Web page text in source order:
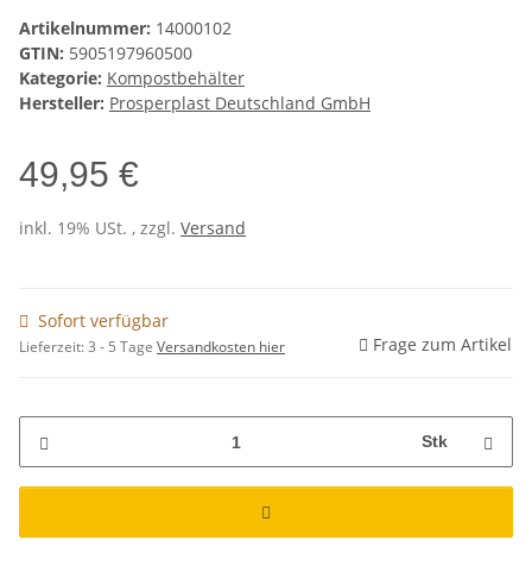
Artikelnummer: 14000102
GTIN: 5905197960500
Kategorie: Kompostbehälter
Hersteller: Prosperplast Deutschland GmbH
49,95 €
inkl. 19% USt. , zzgl. Versand
Sofort verfügbar
Lieferzeit:3 - 5 Tage Versandkosten hier Frage zum Artikel
Stk